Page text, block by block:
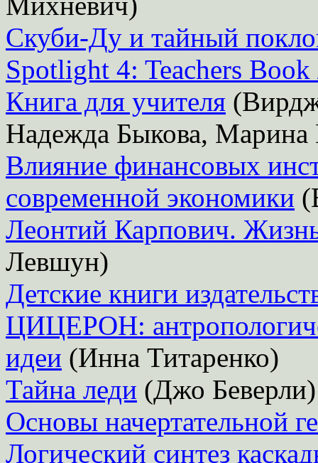
Скуби-Ду и тайный
Spotlight 4: Teachers
Книга для учителя
Надежда Быкова, Марина
Влияние финансовых
современной экономики
Леонтий Карпович.
Левшун)
Детские книги
ЦИЦЕРОН:
идеи (Инна Титаренко)
Тайна леди (Джо Беверли)
Основы начертательной
Логический синтез